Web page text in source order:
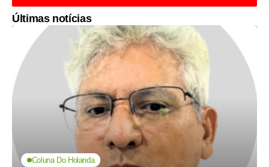
Últimas notícias
Coluna Do Holanda